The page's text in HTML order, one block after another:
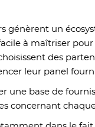
génèrent un
à maîtriser pour
des
leur panel
une base de
concernant